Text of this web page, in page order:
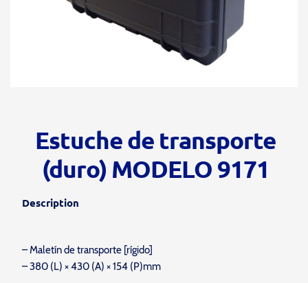
Estuche de transporte
(duro) MODELO 9171
Description
– Maletín de transporte [rígido]
– 380 (L) × 430 (A) × 154 (P)mm